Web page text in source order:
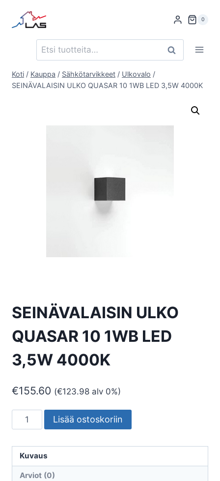
sisältöön
0
Etsi: Haku
Koti / Kauppa / Sähkötarvikkeet / Ulkovalo /
SEINÄVALAISIN ULKO QUASAR 10 1WB LED 3,5W 4000K
SEINÄVALAISIN ULKO
QUASAR 10 1WB LED
3,5W 4000K
€155.60 (€123.98 alv 0%)
SEINÄVALAISIN
ULKO
10
1WB
Lisää ostoskoriin
Kuvaus
Arviot (0)